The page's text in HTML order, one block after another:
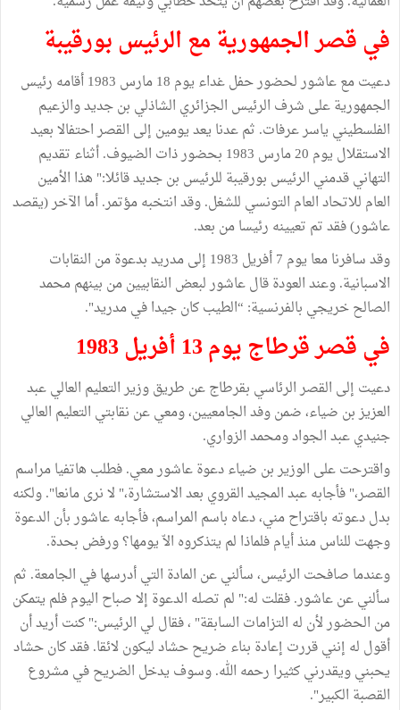
في قصر الجمهورية مع الرئيس بورقيبة
دعيت مع عاشور لحضور حفل غداء يوم 18 مارس 1983 أقامه رئيس
الجمهورية على شرف الرئيس الجزائري الشاذلي بن جديد والزعيم
الفلسطيني ياسر عرفات. ثم عدنا يعد يومين إلى القصر احتفالا بعيد
الاستقلال يوم 20 مارس 1983 بحضور ذات الضيوف. أثناء تقديم
التهاني قدمني الرئيس بورقيبة للرئيس بن جديد قائلا:" هذا الأمين
العام للاتحاد العام التونسي للشغل. وقد انتخبه مؤتمر. أما الآخر (يقصد
عاشور) فقد تم تعيينه رئيسا من بعد.
وقد سافرنا معا يوم 7 أفريل 1983 إلى مدريد بدعوة من النقابات
الاسبانية. وعند العودة قال عاشور لبعض النقابيين من بينهم محمد
الصالح خريجي بالفرنسية: “الطيب كان جيدا في مدريد".
في قصر قرطاج يوم 13 أفريل 1983
دعيت إلى القصر الرئاسي بقرطاج عن طريق وزير التعليم العالي عبد
العزيز بن ضياء، ضمن وفد الجامعيين، ومعي عن نقابتي التعليم العالي
جنيدي عبد الجواد ومحمد الزواري.
واقترحت على الوزير بن ضياء دعوة عاشور معي. فطلب هاتفيا مراسم
القصر،" فأجابه عبد المجيد القروي بعد الاستشارة،" لا نرى مانعا". ولكنه
بدل دعوته باقتراح مني، دعاه باسم المراسم، فأجابه عاشور بأن الدعوة
وجهت للناس منذ أيام فلماذا لم يتذكروه الاّ يومها؟ ورفض بحدة.
وعندما صافحت الرئيس، سألني عن المادة التي أدرسها في الجامعة. ثم
سألني عن عاشور. فقلت له:" لم تصله الدعوة إلا صباح اليوم فلم يتمكن
من الحضور لأن له التزامات السابقة" ، فقال لي الرئيس:" كنت أريد أن
أقول له إنني قررت إعادة بناء ضريح حشاد ليكون لائقا. فقد كان حشاد
يحبني ويقدرني كثيرا رحمه الله. وسوف يدخل الضريح في مشروع
القصبة الكبير".